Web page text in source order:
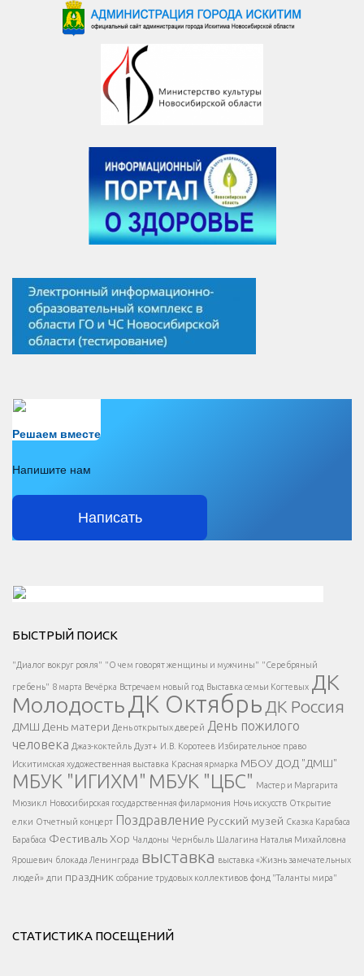
Решаем вместе
Напишите нам
Написать
Есть вопрос?
Напишите нам
</span >
Написать
</button >
</div >
</div > </div >
БЫСТРЫЙ ПОИСК
"Диалог вокруг рояля" "О чем говорят женщины и мужчины" "Серебряный
гребень" 8 марта Вечёрка Встречаем новый год Выставка семьи Когтевых ДК
МолодостьДК Октябрь ДК Россия
ДМШ День матери День открытых дверей День пожилого
человека Джаз-коктейль Дуэт+ И.В. Коротеев Избирательное право
Искитимская художественная выставка Красная ярмарка МБОУ ДОД "ДМШ"
МБУК "ИГИХМ" МБУК "ЦБС" Мастер и Маргарита
Мюзикл Новосибирская государственная филармония Ночь искусств Открытие
елки Отчетный концерт Поздравление Русский музей Сказка Карабаса
Барабаса Фестиваль Хор Чалдоны Чернбыль Шалагина Наталья Михайловна
Ярошевич блокада Ленинграда выставка выставка «Жизнь замечательных
людей» дпи праздник собрание трудовых коллективов фонд "Таланты мира"
СТАТИСТИКА ПОСЕЩЕНИЙ